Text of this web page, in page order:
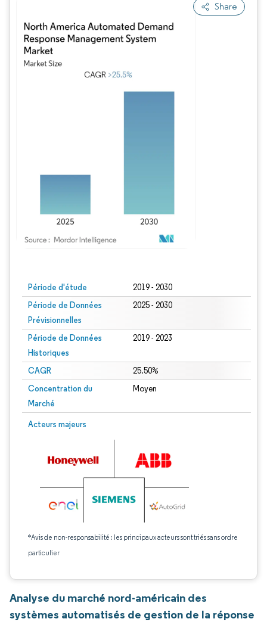
Share
Période d'étude 2019 - 2030
Période de Données
Prévisionnelles
2025 - 2030
Période de Données
Historiques
2019 - 2023
CAGR 25.50%
Concentration du
Marché
Moyen
Acteurs majeurs
*Avis de non-responsabilité : les principaux acteurs sont triés sans ordre
particulier
Analyse du marché nord-américain des
systèmes automatisés de gestion de la réponse